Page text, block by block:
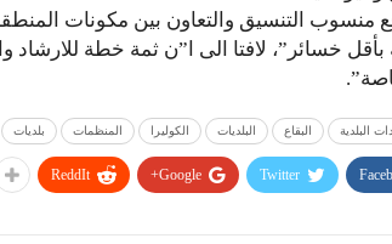
منسوب التنسيق والتعاون بين مكونات
بأقل خسائر”، لافتا الى ا”ن ثمة خطة
البلدية البقاع البلديات الكوليرا المنظمات بلديات
Twitter
Google+
ReddIt